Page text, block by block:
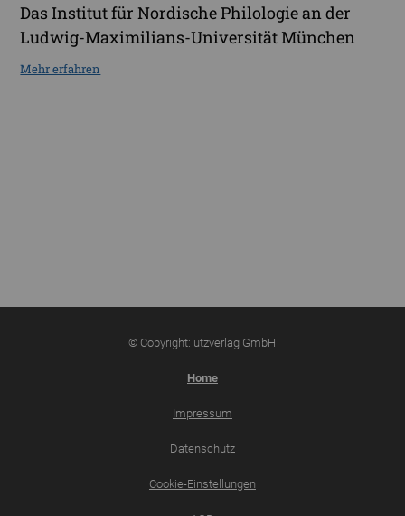
Das Institut für Nordische Philologie an der
Ludwig-Maximilians-Universität München
Mehr erfahren
© Copyright: utzverlag GmbH
Home
Impressum
Datenschutz
Cookie-Einstellungen